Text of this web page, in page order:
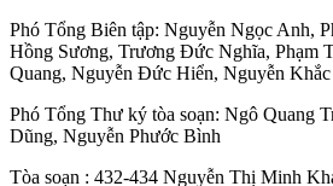
Phó Tổng Biên tập: Nguyễn Ngọc Anh,
Hồng Sương, Trương Đức Nghĩa, Phạm
Quang, Nguyễn Đức Hiển, Nguyễn
Phó Tổng Thư ký tòa soạn: Ngô Quang
Dũng, Nguyễn Phước Bình
Tòa soạn : 432-434 Nguyễn Thị Minh